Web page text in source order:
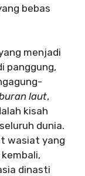
bebas
menjadi
panggung,
laut,
kisah
dunia.
wasiat yang
dinasti